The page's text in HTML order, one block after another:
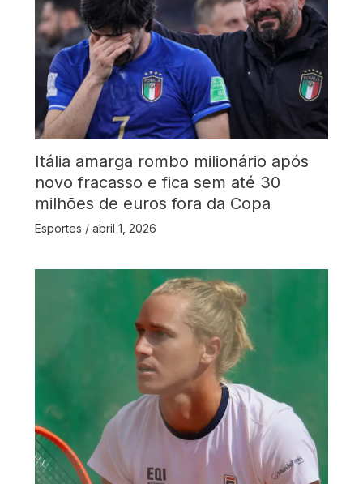
Itália amarga rombo milionário após
novo fracasso e fica sem até 30
milhões de euros fora da Copa
Esportes / abril 1, 2026